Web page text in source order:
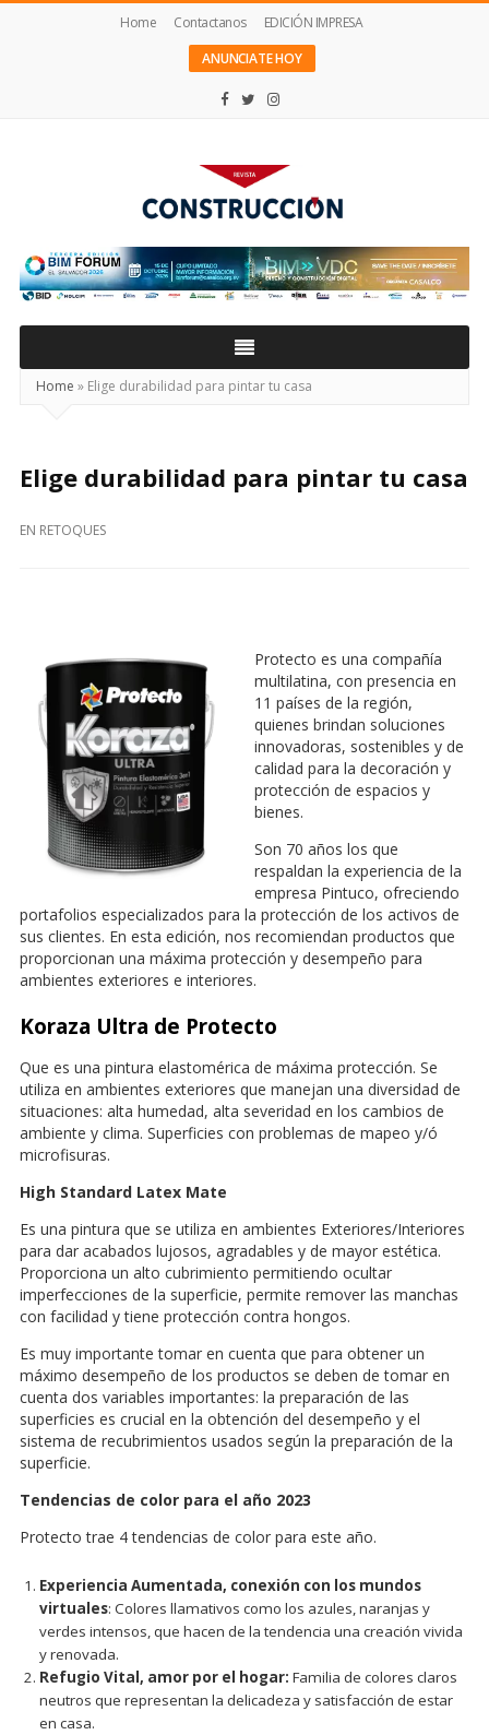
Home Contactanos
EDICIÓN IMPRESA
ANUNCIATE HOY
Construcción
Home » Elige durabilidad para pintar tu casa
Elige durabilidad para pintar tu casa
EN RETOQUES
Protecto es una compañía
multilatina, con presencia en
11 países de la región,
quienes brindan soluciones
innovadoras, sostenibles y de
calidad para la decoración y
protección de espacios y
bienes.
Son 70 años los que
respaldan la experiencia de la
empresa Pintuco, ofreciendo
portafolios especializados para la protección de los activos de
sus clientes. En esta edición, nos recomiendan productos que
proporcionan una máxima protección y desempeño para
ambientes exteriores e interiores.
Koraza Ultra de Protecto
Que es una pintura elastomérica de máxima protección. Se
utiliza en ambientes exteriores que manejan una diversidad de
situaciones: alta humedad, alta severidad en los cambios de
ambiente y clima. Superficies con problemas de mapeo y/ó
microfisuras.
High Standard Latex Mate
Es una pintura que se utiliza en ambientes Exteriores/Interiores
para dar acabados lujosos, agradables y de mayor estética.
Proporciona un alto cubrimiento permitiendo ocultar
imperfecciones de la superficie, permite remover las manchas
con facilidad y tiene protección contra hongos.
Es muy importante tomar en cuenta que para obtener un
máximo desempeño de los productos se deben de tomar en
cuenta dos variables importantes: la preparación de las
superficies es crucial en la obtención del desempeño y el
sistema de recubrimientos usados según la preparación de la
superficie.
Tendencias de color para el año 2023
Protecto trae 4 tendencias de color para este año.
Experiencia Aumentada, conexión con los mundos
virtuales: Colores llamativos como los azules, naranjas y
verdes intensos, que hacen de la tendencia una creación vivida
y renovada.
Refugio Vital, amor por el hogar: Familia de colores claros
neutros que representan la delicadeza y satisfacción de estar
en casa.